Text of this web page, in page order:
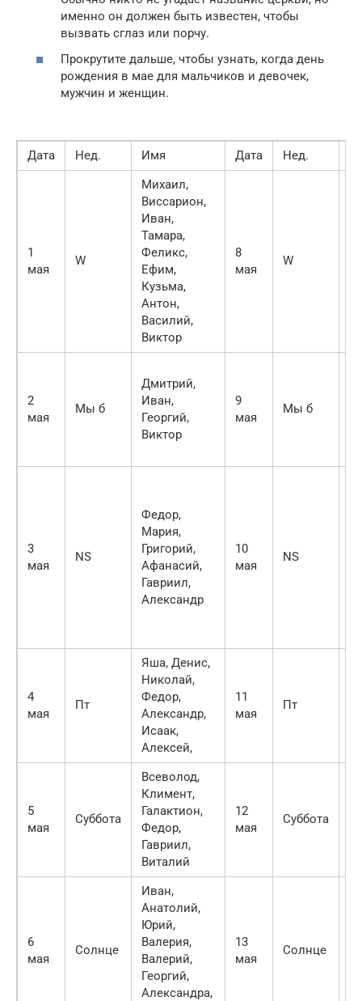
именно он должен быть известен, чтобы
вызвать сглаз или порчу.
Прокрутите дальше, чтобы узнать, когда день
рождения в мае для мальчиков и девочек,
мужчин и женщин.
Дата Нед. Имя Дата Нед.
1
мая
W
Михаил,
Виссарион,
Иван,
Тамара,
Феликс,
Ефим,
Кузьма,
Антон,
Василий,
Виктор
8
мая
W
2
мая
Мы б
Дмитрий,
Иван,
Георгий,
Виктор
9
мая
Мы б
3
мая
NS
Федор,
Мария,
Григорий,
Афанасий,
Гавриил,
Александр
10
мая
NS
4
мая
Пт
Яша, Денис,
Николай,
Федор,
Александр,
Исаак,
Алексей,
11
мая
Пт
5
мая
Суббота
Всеволод,
Климент,
Галактион,
Федор,
Гавриил,
Виталий
12
мая
Суббота
6
мая
Солнце
Иван,
Анатолий,
Юрий,
Валерия,
Валерий,
Георгий,
Александра,
13
мая
Солнце